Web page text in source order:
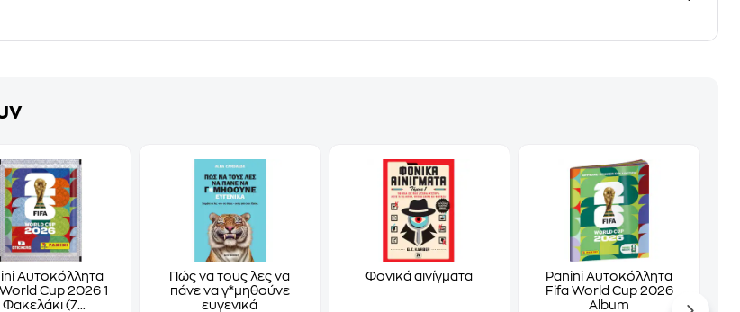
Αυτοκόλλητα
Cup 2026 1
Φακελάκι (7
Πώς να τους λες να
πάνε να γ*μηθούνε
ευγενικά
Φονικά αινίγματα
Panini Αυτοκόλλητα
Fifa World Cup 2026
Album